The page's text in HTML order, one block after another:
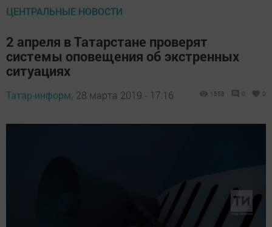
ЦЕНТРАЛЬНЫЕ НОВОСТИ
2 апреля в Татарстане проверят
системы оповещения об экстренных
ситуациях
Татар-информ, 28 марта 2019 - 17:16 1558 0 0